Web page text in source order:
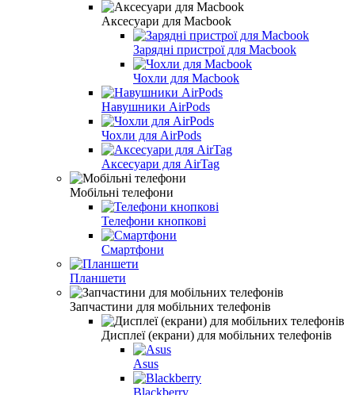
Аксесуари для Macbook
Зарядні пристрої для Macbook
Чохли для Macbook
Навушники AirPods
Чохли для AirPods
Аксесуари для AirTag
Мобільні телефони
Телефони кнопкові
Смартфони
Планшети
Запчастини для мобільних телефонів
Дисплеї (екрани) для мобільних телефонів
Asus
Blackberry